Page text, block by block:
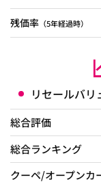
残価率 （5年経過時）
リセールバリ
総合評価
総合ランキング
クーペ/オープンカ